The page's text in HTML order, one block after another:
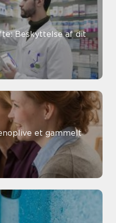
Beskyttelse af dit
et gammelt